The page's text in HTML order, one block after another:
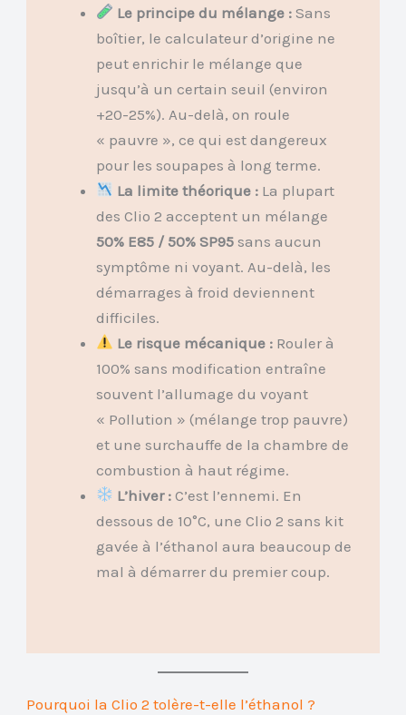
Le principe du mélange : Sans
boîtier, le calculateur d’origine ne
peut enrichir le mélange que
jusqu’à un certain seuil (environ
+20-25%). Au-delà, on roule
« pauvre », ce qui est dangereux
pour les soupapes à long terme.
La limite théorique : La plupart
des Clio 2 acceptent un mélange
50% E85 / 50% SP95sans aucun
symptôme ni voyant. Au-delà, les
démarrages à froid deviennent
difficiles.
Le risque mécanique : Rouler à
100% sans modification entraîne
souvent l’allumage du voyant
« Pollution » (mélange trop pauvre)
et une surchauffe de la chambre de
combustion à haut régime.
L’hiver : C’est l’ennemi. En
dessous de 10°C, une Clio 2 sans kit
gavée à l’éthanol aura beaucoup de
mal à démarrer du premier coup.
Pourquoi la Clio 2 tolère-t-elle l’éthanol ?